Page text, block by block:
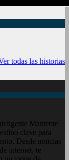
todas las historias
del iPhone
Mantente
clave para
Desde noticias
internet, te